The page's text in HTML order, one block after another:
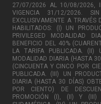
27/07/2026 AL 10/08/2026,
VIGENCIA 31/12/2026.
EXCLUSIVAMENTE A TRAVÉS
HABILITADOS: (I) UN
PRIVILEGED MODALIDAD
BENEFICIO DEL 40%
LA TARIFA PUBLICADA. (II)
MODALIDAD DIARIA (HASTA
(CINCUENTA Y CINCO POR
PUBLICADA. (III) UN
DIARIA (HASTA 30 DÍAS)
POR CIENTO) DE
PROMOCIÓN (I), (II) Y (III)